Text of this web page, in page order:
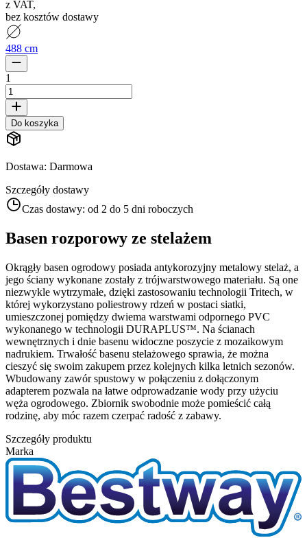
z VAT,
bez kosztów dostawy
488 cm
1
Do koszyka
Dostawa: Darmowa
Szczegóły dostawy
Czas dostawy: od 2 do 5 dni roboczych
Basen rozporowy ze stelażem
Okrągły basen ogrodowy posiada antykorozyjny metalowy stelaż, a
jego ściany wykonane zostały z trójwarstwowego materiału. Są one
niezwykle wytrzymałe, dzięki zastosowaniu technologii Tritech, w
której wykorzystano poliestrowy rdzeń w postaci siatki,
umieszczonej pomiędzy dwiema warstwami odpornego PVC
wykonanego w technologii DURAPLUS™. Na ścianach
wewnętrznych i dnie basenu widoczne poszycie z mozaikowym
nadrukiem. Trwałość basenu stelażowego sprawia, że można
cieszyć się swoim zakupem przez kolejnych kilka letnich sezonów.
Wbudowany zawór spustowy w połączeniu z dołączonym
adapterem pozwala na łatwe odprowadzanie wody przy użyciu
węża ogrodowego. Zbiornik swobodnie może pomieścić całą
rodzinę, aby móc razem czerpać radość z zabawy.
Szczegóły produktu
Marka